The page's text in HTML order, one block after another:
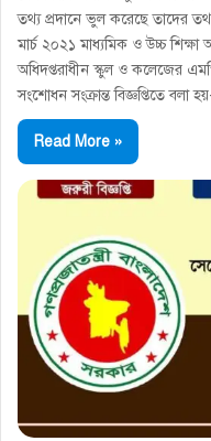
তথ্য প্রদানে ভুল করেছে তাদের
মার্চ ২০২১ মাধ্যমিক ও উচ্চ শিক্ষা
অধিদপ্তরাধীন স্কুল ও কলেজের
সংশােধন সংক্রান্ত বিজ্ঞপ্তিতে বলা
Read More »